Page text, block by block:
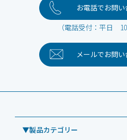
お電話でお問い
（電話受付：平日
メールでお問
▼製品カテゴリー